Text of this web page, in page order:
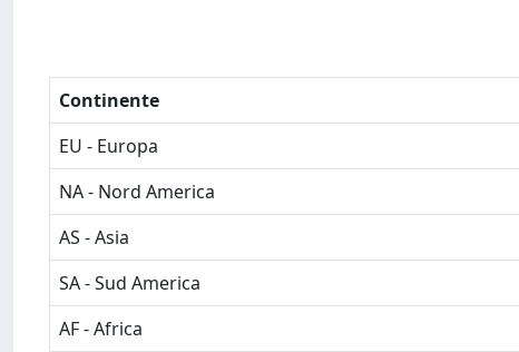
Continente
EU - Europa
NA - Nord America
AS - Asia
SA - Sud America
AF - Africa